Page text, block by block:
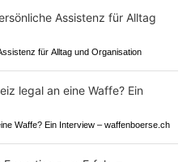
für Alltag und Organisation
Waffe? Ein Interview – waffenboerse.ch